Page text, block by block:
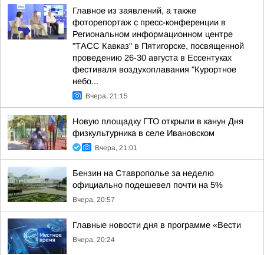
Главное из заявлений, а также
фоторепортаж с пресс-конференции в
Региональном информационном центре
"ТАСС Кавказ" в Пятигорске, посвященной
проведению 26-30 августа в Ессентуках
фестиваля воздухоплавания "Курортное
небо...
Вчера, 21:15
Новую площадку ГТО открыли в канун Дня
физкультурника в селе Ивановском
Вчера, 21:01
Бензин на Ставрополье за неделю
официально подешевел почти на 5%
Вчера, 20:57
Главные новости дня в программе «Вести
Вчера, 20:24